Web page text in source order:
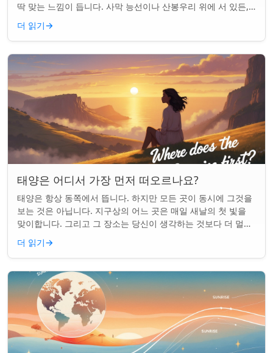
딱 맞는 느낌이 듭니다. 사막 능선이나 산봉우리 위에 서 있든,
일출 하이킹은 평범한 아침을...
더 읽기→
태양은 어디서 가장 먼저 떠오르나요?
태양은 항상 동쪽에서 뜹니다. 하지만 모든 곳이 동시에 그것을
보는 것은 아닙니다. 지구상의 어느 곳은 매일 새날의 첫 빛을
맞이합니다. 그리고 그 장소는 당신이 생각하는 것보다 더 멀리
떨어져 있습니다. 핵심 요약...
더 읽기→